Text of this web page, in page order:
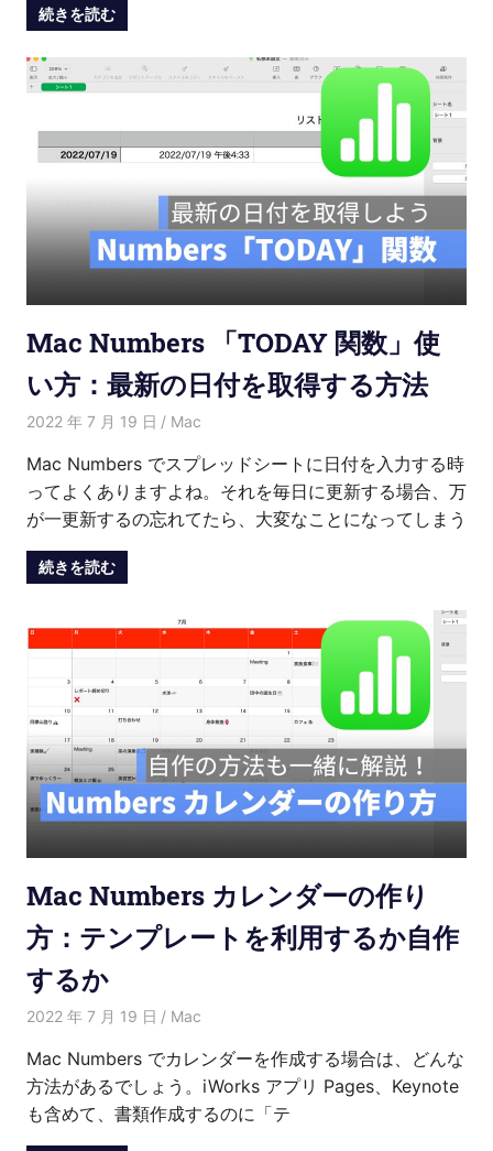
続きを読む
Mac Numbers 「TODAY 関数」使
い方：最新の日付を取得する方法
2022 年 7 月 19 日 Kenny
Mac
Mac Numbers でスプレッドシートに日付を入力する時
ってよくありますよね。それを毎日に更新する場合、万
が一更新するの忘れてたら、大変なことになってしまう
続きを読む
Mac Numbers カレンダーの作り
方：テンプレートを利用するか自作
するか
2022 年 7 月 19 日 Kenny
Mac
Mac Numbers でカレンダーを作成する場合は、どんな
方法があるでしょう。iWorks アプリ Pages、Keynote
も含めて、書類作成するのに「テ